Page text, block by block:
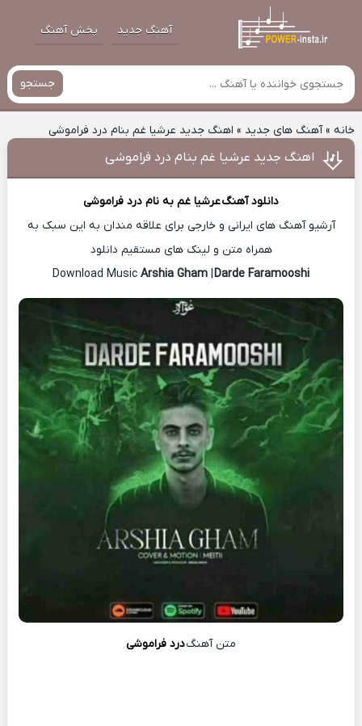
آهنگ جدید پخش آهنگ
جستجو
خانه»آهنگ های جدید » اهنگ جدید عرشیا غم بنام درد فراموشی
اهنگ جدید عرشیا غم بنام درد فراموشی
دانلود آهنگعرشیا غم به نام درد فراموشی
آرشیو آهنگ های ایرانی و خارجی برای علاقه مندان به این سبک به
همراه متن و لینک های مستقیم دانلود
Download Music
Arshia Gham|Darde Faramooshi
متن آهنگدرد فراموشی